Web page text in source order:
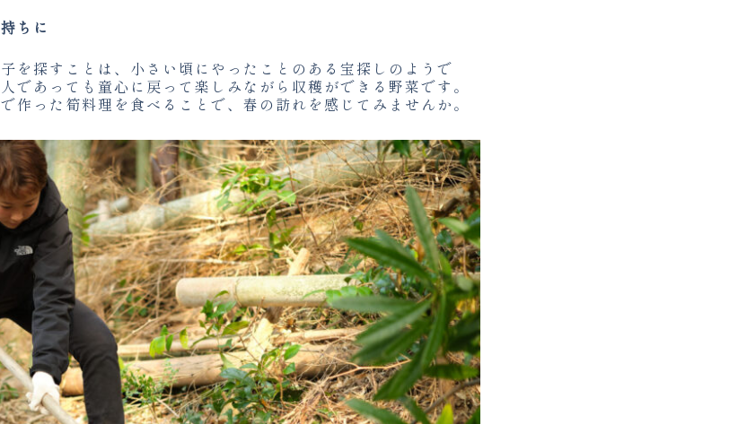
ちに
を探すことは、小さい頃にやったことのある宝探しのようで
であっても童心に戻って楽しみながら収穫ができる野菜です。
作った筍料理を食べることで、春の訪れを感じてみませんか。